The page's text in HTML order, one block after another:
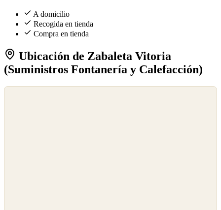
A domicilio
Recogida en tienda
Compra en tienda
Ubicación de Zabaleta Vitoria
(Suministros Fontanería y Calefacción)